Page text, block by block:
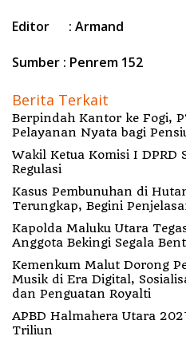
Editor : Armand
Sumber : Penrem 152
Berita Terkait
Berpindah Kantor ke Fogi, PT MDP Siap
Pelayanan Nyata bagi
Wakil Ketua Komisi I DPRD
Regulasi
Kasus Pembunuhan di
Terungkap, Begini
Kapolda Maluku Utara Tegaskan
Anggota Bekingi Segala
Kemenkum Malut Dorong
Musik di Era Digital,
dan Penguatan Royalti
APBD Halmahera Utara
Triliun